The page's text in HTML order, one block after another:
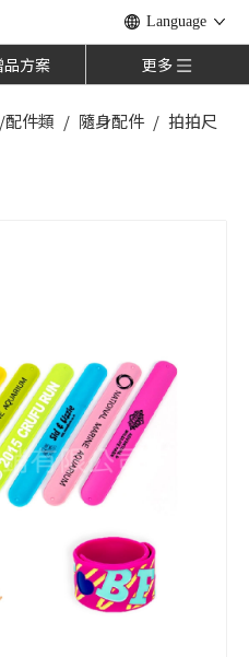
Language
方案 更多
件類 / 隨身配件 / 拍拍尺